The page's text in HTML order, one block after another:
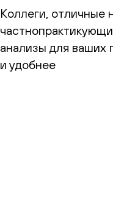
Коллеги, отличные
анализы для ваших
и удобнее